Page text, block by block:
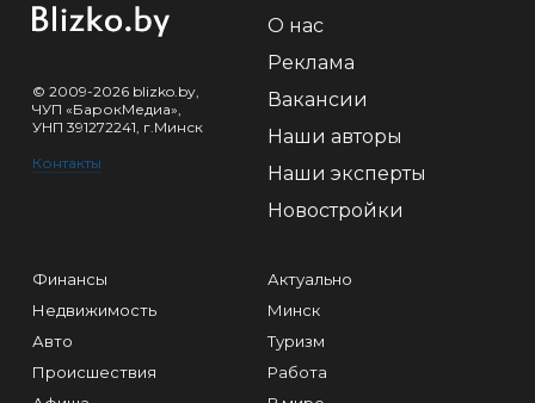
© 2009-2026 blizko.by,
ЧУП «БарокМедиа»,
УНП 391272241, г.Минск
Контакты
О нас
Реклама
Вакансии
Наши авторы
Наши эксперты
Новостройки
Финансы
Недвижимость
Авто
Происшествия
Актуально
Минск
Туризм
Работа